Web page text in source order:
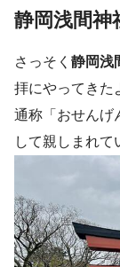
静岡浅間
さっそく 静岡浅
拝にやってきた
通称「おせんげ
して親しまれて